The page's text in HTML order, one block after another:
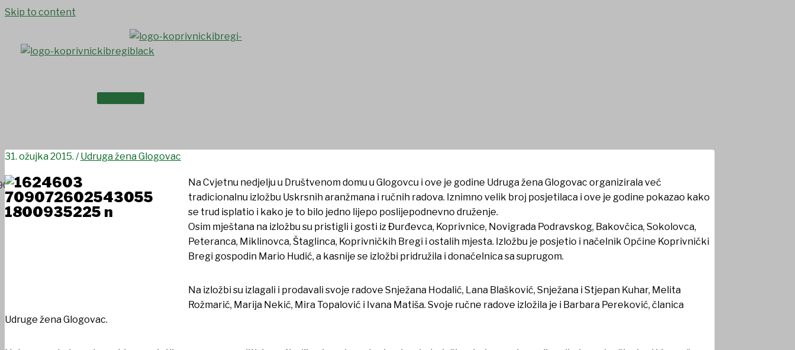
Skip to content
Uskrsna izložba
31. ožujka 2015. /Udruga žena Glogovac
Na Cvjetnu nedjelju u Društvenom domu u Glogovcu i ove je godine Udruga žena Glogovac organizirala već
tradicionalnu izložbu Uskrsnih aranžmana i ručnih radova. Iznimno velik broj posjetilaca i ove je godine pokazao kako
se trud isplatio i kako je to bilo jedno lijepo poslijepodnevno druženje.
Osim mještana na izložbu su pristigli i gosti iz Đurđevca, Koprivnice, Novigrada Podravskog, Bakovčica, Sokolovca,
Peteranca, Miklinovca, Štaglinca, Koprivničkih Bregi i ostalih mjesta. Izložbu je posjetio i načelnik Općine Koprivnički
Bregi gospodin Mario Hudić, a kasnije se izložbi pridružila i donačelnica sa suprugom.
Na izložbi su izlagali i prodavali svoje radove Snježana Hodalić, Lana Blašković, Snježana i Stjepan Kuhar, Melita
Rožmarić, Marija Nekić, Mira Topalović i Ivana Matiša. Svoje ručne radove izložila je i Barbara Pereković, članica
Udruge žena Glogovac.